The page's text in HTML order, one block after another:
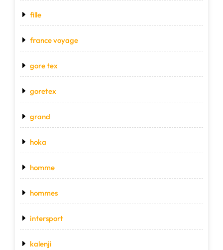
fille
france voyage
gore tex
goretex
grand
hoka
homme
hommes
intersport
kalenji